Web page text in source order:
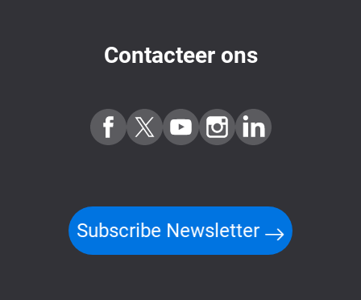
Contacteer ons
Subscribe Newsletter